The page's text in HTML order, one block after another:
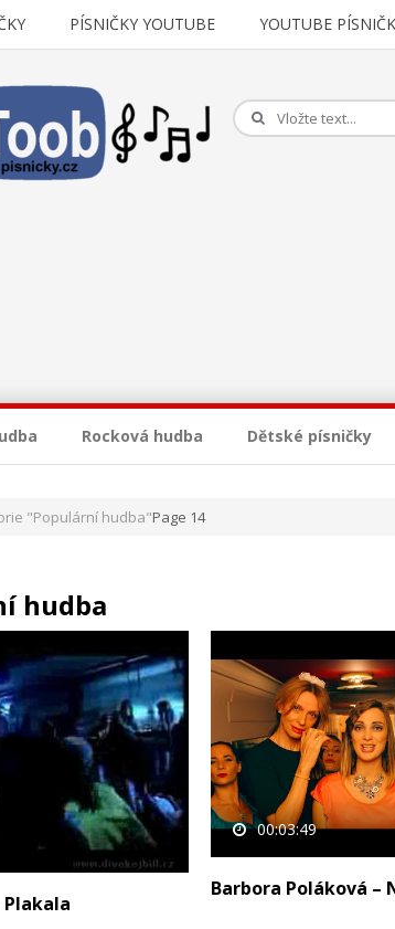
PÍSNIČKY YOUTUBE YOUTUBE
Rocková hudba Dětské písničky
"Populární hudba"Page 14
hudba
00:03:49
Barbora Poláková –